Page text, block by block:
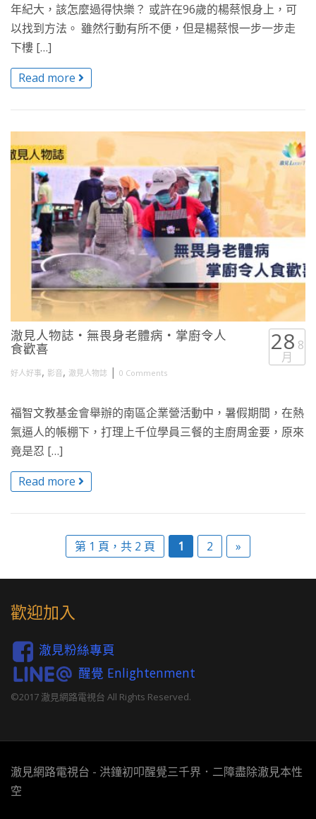
年紀大，該怎麼過得快樂？ 或許在96歲的楊蔡恨身上，可
以找到方法。 雖然行動有所不便，但是楊蔡恨一步一步走
下樓 […]
Read more
澈見人物誌・無畏身老體病・掌廚令人
食歡喜
好人好事, 影音, 澈見人物誌 | 0 Comments
28 8
月
福智文教基金會舉辦的南區企業營活動中，暑假期間，在熱
氣逼人的帳棚下，打理上千位學員三餐的主廚周金要，原來
竟是忍 […]
Read more
第 1 頁，共 2 頁 1 2 »
歡迎加入
澈見粉絲專頁
醒覺 Enlightenment
©2017 澈見網路電視台 All Rights Reserved.
澈見網路電視台 - 洪鐘初叩醒覺三千界．二障盡除澈見本性
空